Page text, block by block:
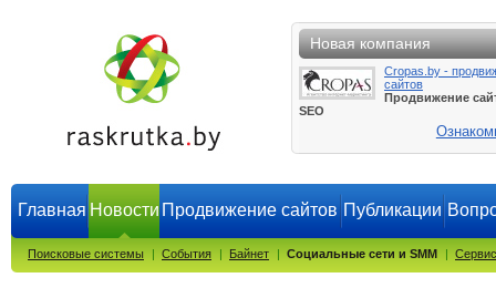
Новая компания
Cropas.by -
сайтов
Продвижение
SEO
Главная Новости Продвижение сайтов Публикации
Поисковые системы | События | Байнет | Социальные сети и SMM |